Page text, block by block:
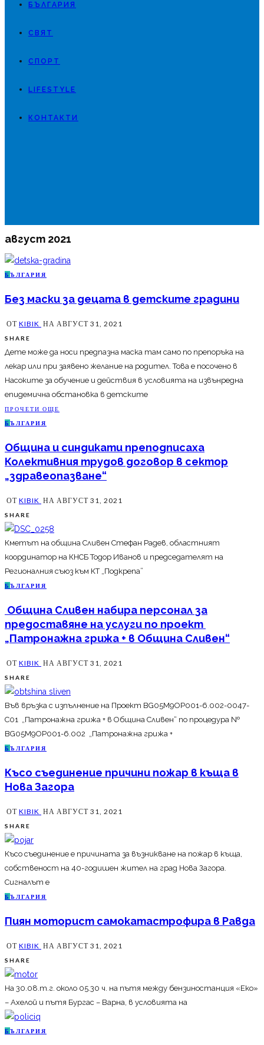
БЪЛГАРИЯ
СВЯТ
СПОРТ
LIFESTYLE
КОНТАКТИ
август 2021
Б ЪЛГАРИЯ
Без маски за децата в детските градини
ОТ KIBIK НА АВГУСТ 31, 2021
SHARE
Дете може да носи предпазна маска там само по препоръка на
лекар или при заявено желание на родител. Това е посочено в
Насоките за обучение и действия в условията на извънредна
епидемична обстановка в детските
ПРОЧЕТИ ОЩЕ
Б ЪЛГАРИЯ
Община и синдикати преподписаха
Колективния трудов договор в сектор
„здравеопазване“
ОТ KIBIK НА АВГУСТ 31, 2021
SHARE
Кметът на община Сливен Стефан Радев, областният
координатор на КНСБ Тодор Иванов и председателят на
Регионалния съюз към КТ „Подкрепа”
Б ЪЛГАРИЯ
Община Сливен набира персонал за
предоставяне на услуги по проект
„Патронажна грижа + в Община Сливен“
ОТ KIBIK НА АВГУСТ 31, 2021
SHARE
Във връзка с изпълнение на Проект BG05M9OP001-6.002-0047-
C01 „Патронажна грижа + в Община Сливен“ по процедура №
BG05M9OP001-6.002 „Патронажна грижа +
Б ЪЛГАРИЯ
Късо съединение причини пожар в къща в
Нова Загора
ОТ KIBIK НА АВГУСТ 31, 2021
SHARE
Късо съединение е причината за възникване на пожар в къща,
собственост на 40-годишен жител на град Нова Загора.
Сигналът е
Б ЪЛГАРИЯ
Пиян моторист самокатастрофира в Равда
ОТ KIBIK НА АВГУСТ 31, 2021
SHARE
На 30.08.т.г. около 05.30 ч. на пътя между бензиностанция «Еко»
– Ахелой и пътя Бургас – Варна, в условията на
Б ЪЛГАРИЯ